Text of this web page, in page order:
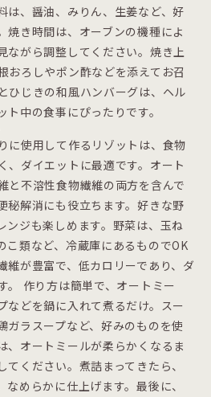
は、醤油、みりん、生姜など、好
焼き時間は、オーブンの機種によ
ながら調整してください。焼き上
おろしやポン酢などを添えてお召
ひじきの和風ハンバーグは、ヘル
中の食事にぴったりです。
に使用して作るリゾットは、食物
、ダイエットに最適です。オート
と不溶性食物繊維の両方を含んで
秘解消にも役立ちます。好きな野
ンジも楽しめます。野菜は、玉ね
こ類など、冷蔵庫にあるものでOK
維が豊富で、低カロリーであり、ダ
。 作り方は簡単で、オートミー
などを鍋に入れて煮るだけ。スー
ガラスープなど、好みのものを使
、オートミールが柔らかくなるま
ください。煮詰まってきたら、
めらかに仕上げます。最後に、